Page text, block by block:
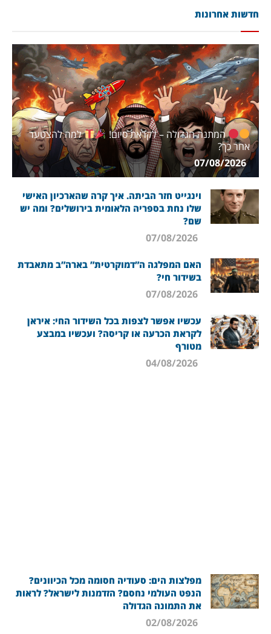
חדשות אחרונות
המתנה הגדולה – לקראת סיום!
למה להצטער
אחר כך?
07/08/2026
וינגייט חזר הביתה. איך קרה שהארכיון האישי
שלו נחת בספריה הלאומית בירושלים? ומה יש
שם?
האם המפלגה ה”דמוקרטית” בארה”ב מתאבדת
בשידור חי?
עכשיו אפשר לצפות בכל השידור החי: איראן
לקראת הכרעה או קריסה? ועכשיו במבצע
מטורף
מפלצות הים: סעודיה חסומה מכל הכיוונים?
הנפט העולמי נחסם? הזדמנות לישראל? לראות
את התמונה הגדולה